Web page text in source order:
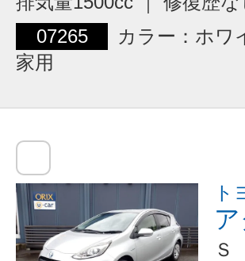
07265
カラー：ホワ
家用
ト
Ｓ